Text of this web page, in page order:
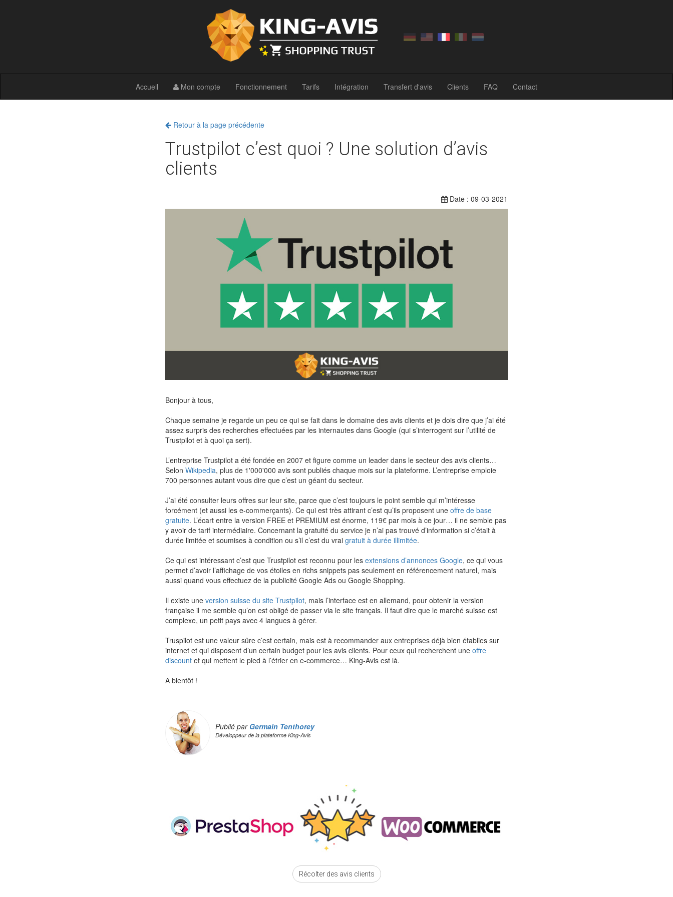
Accueil Mon compte Fonctionnement Tarifs Intégration Transfert d'avis Clients FAQ Contact
Retour à la page précédente
Trustpilot c’est quoi ? Une solution d’avis
clients
Date : 09-03-2021
Bonjour à tous,
Chaque semaine je regarde un peu ce qui se fait dans le domaine des avis clients et je dois dire que j’ai été
assez surpris des recherches effectuées par les internautes dans Google (qui s’interrogent sur l’utilité de
Trustpilot et à quoi ça sert).
L’entreprise Trustpilot a été fondée en 2007 et figure comme un leader dans le secteur des avis clients…
Selon Wikipedia, plus de 1'000'000 avis sont publiés chaque mois sur la plateforme. L’entreprise emploie
700 personnes autant vous dire que c’est un géant du secteur.
J’ai été consulter leurs offres sur leur site, parce que c’est toujours le point semble qui m’intéresse
forcément (et aussi les e-commerçants). Ce qui est très attirant c’est qu’ils proposent une offre de base
gratuite. L’écart entre la version FREE et PREMIUM est énorme, 119€ par mois à ce jour… il ne semble pas
y avoir de tarif intermédiaire. Concernant la gratuité du service je n’ai pas trouvé d’information si c’était à
durée limitée et soumises à condition ou s’il c’est du vrai gratuit à durée illimitée.
Ce qui est intéressant c’est que Trustpilot est reconnu pour les extensions d’annonces Google, ce qui vous
permet d’avoir l’affichage de vos étoiles en richs snippets pas seulement en référencement naturel, mais
aussi quand vous effectuez de la publicité Google Ads ou Google Shopping.
Il existe une version suisse du site Trustpilot, mais l’interface est en allemand, pour obtenir la version
française il me semble qu’on est obligé de passer via le site français. Il faut dire que le marché suisse est
complexe, un petit pays avec 4 langues à gérer.
Truspilot est une valeur sûre c’est certain, mais est à recommander aux entreprises déjà bien établies sur
internet et qui disposent d’un certain budget pour les avis clients. Pour ceux qui recherchent une offre
discount et qui mettent le pied à l’étrier en e-commerce… King-Avis est là.
A bientôt !
Publié par Germain Tenthorey
Développeur de la plateforme King-Avis
Récolter des avis clients